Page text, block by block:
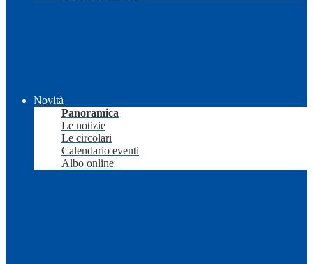
Novità
Panoramica
Le notizie
Le circolari
Calendario eventi
Albo online